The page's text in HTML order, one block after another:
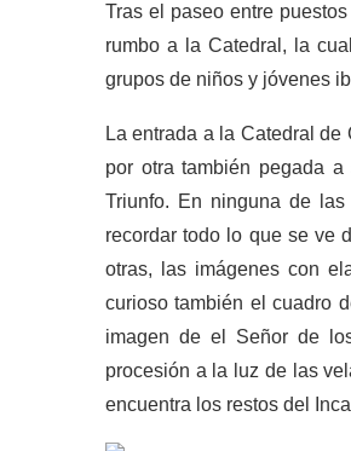
Tras el paseo entre
rumbo a la Catedral, la
grupos de niños y jóvenes
La entrada a la Catedral
por otra también pegada
Triunfo. En ninguna de
recordar todo lo que se ve
otras, las imágenes con
curioso también el cuadro
imagen de el Señor de
procesión a la luz de las
encuentra los restos del